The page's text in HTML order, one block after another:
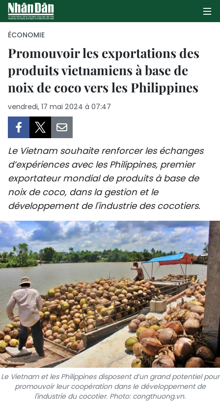
PAGE D'ACCUEIL
POLITIQUE
CULTURE
TOURISME
ENVIRONNEMENT
SPORT
FRANCOPHONIE
PAYS NATAL
INTERNATIONAL
MÉGASTORIE
INFOGRAPHIE
PHOTO
VIDÉO
ÉCONOMIE
Promouvoir les exportations des
produits vietnamiens à base de
noix de coco vers les Philippines
vendredi, 17 mai 2024 à 07:47
Le Vietnam souhaite renforcer les échanges
d’expériences avec les Philippines, premier
exportateur mondial de produits à base de
noix de coco, dans la gestion et le
développement de l'industrie des cocotiers.
Le Vietnam et les Philippines disposent d’un grand potentiel pour
promouvoir leur coopération dans le développement de
l'industrie du cocotier. Photo: congthuong.vn.